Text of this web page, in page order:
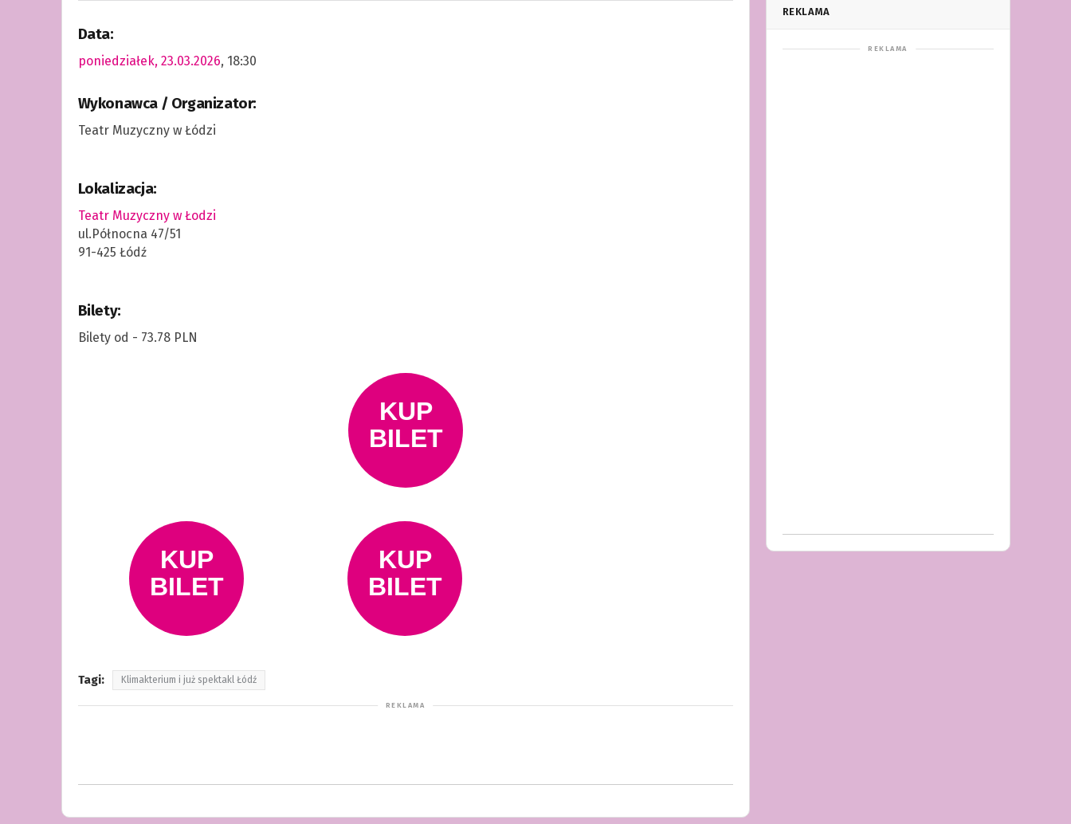
Data:
poniedziałek, 23.03.2026, 18:30
Wykonawca / Organizator:
Teatr Muzyczny w Łódzi
Lokalizacja:
Teatr Muzyczny w Łodzi
ul.Północna 47/51
91-425 Łódź
Bilety:
Bilety od - 73.78 PLN
Tagi: Klimakterium i już spektakl Łódź
REKLAMA